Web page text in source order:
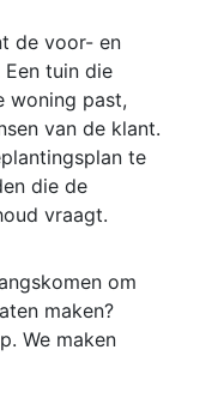
de voor- en
tuin die
woning past,
van de klant.
te
die de
vraagt.
om
maken?
We maken